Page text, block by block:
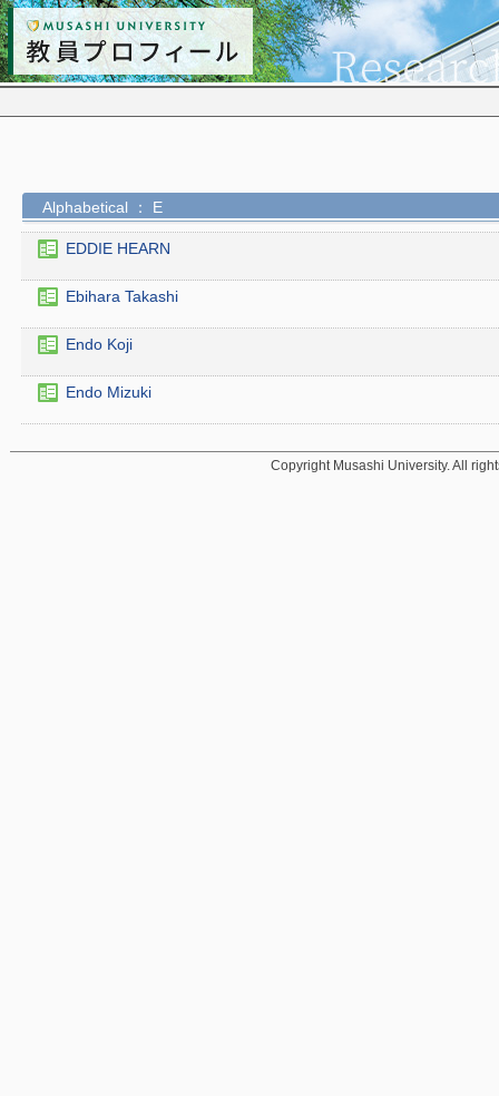
Alphabetical ： E
EDDIE HEARN
Ebihara Takashi
Endo Koji
Endo Mizuki